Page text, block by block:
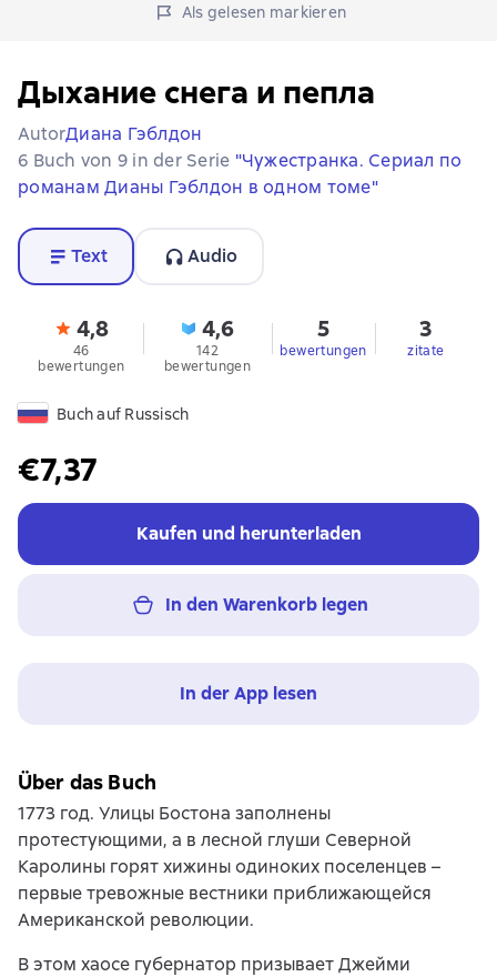
Als gelesen markieren
Дыхание снега и пепла
AutorДиана Гэблдон
6 Buch von 9 in der Serie "Чужестранка. Сериал по
романам Дианы Гэблдон в одном томе"
Text Audio
4,8
46
bewertungen
4,6
142
bewertungen
5
bewertungen
3
zitate
Buch auf Russisch
€7,37
Kaufen und herunterladen
In den Warenkorb legen
In der App lesen
Über das Buch
1773 год. Улицы Бостона заполнены
протестующими, а в лесной глуши Северной
Каролины горят хижины одиноких поселенцев –
первые тревожные вестники приближающейся
Американской революции.
В этом хаосе губернатор призывает Джейми